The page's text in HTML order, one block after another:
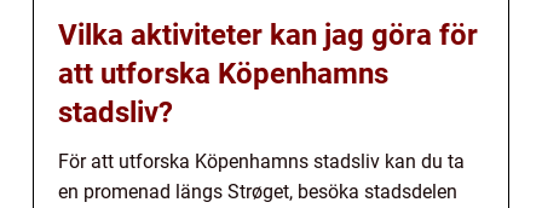
Vilka aktiviteter kan jag göra för
att utforska Köpenhamns
stadsliv?
För att utforska Köpenhamns stadsliv kan du ta
en promenad längs Strøget, besöka stadsdelen